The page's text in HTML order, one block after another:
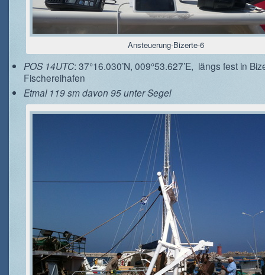
Ansteuerung-Bizerte-6
POS 14UTC: 37°16.030’N, 009°53.627’E, längs fest in
Fischereihafen
Etmal 119 sm davon 95 unter Segel